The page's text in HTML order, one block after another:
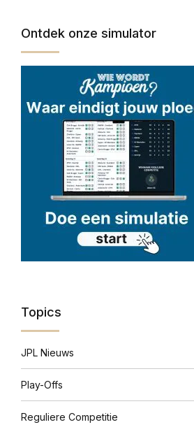
Ontdek onze simulator
Topics
JPL Nieuws
Play-Offs
Reguliere Competitie